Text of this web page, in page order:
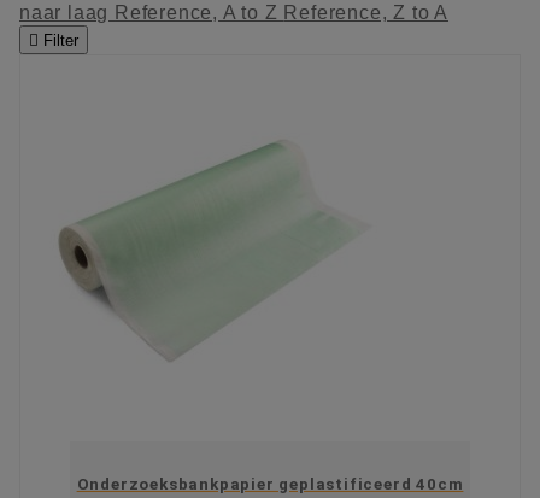
naar laag Reference, A to Z Reference, Z to A
 Filter
Onderzoeksbankpapier geplastificeerd 40cm